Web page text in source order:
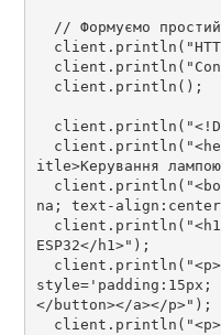
itle>Керування
na; text-
ESP32</h1>");
style='padding:15px;
</button></a></p>");